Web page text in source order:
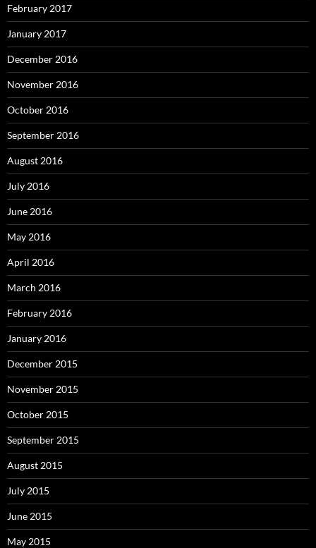
February 2017
January 2017
December 2016
November 2016
October 2016
September 2016
August 2016
July 2016
June 2016
May 2016
April 2016
March 2016
February 2016
January 2016
December 2015
November 2015
October 2015
September 2015
August 2015
July 2015
June 2015
May 2015